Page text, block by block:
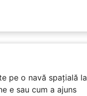
pe o navă spațială la
e sau cum a ajuns